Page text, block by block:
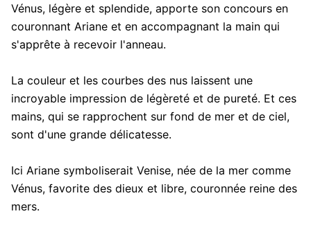
Vénus, légère et splendide, apporte son concours en
couronnant Ariane et en accompagnant la main qui
s'apprête à recevoir l'anneau.
La couleur et les courbes des nus laissent une
incroyable impression de légèreté et de pureté. Et ces
mains, qui se rapprochent sur fond de mer et de ciel,
sont d'une grande délicatesse.
Ici Ariane symboliserait Venise, née de la mer comme
Vénus, favorite des dieux et libre, couronnée reine des
mers.